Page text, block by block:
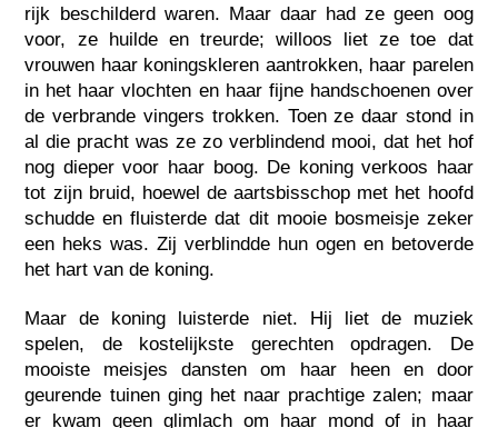
rijk beschilderd waren. Maar daar had ze geen oog
voor, ze huilde en treurde; willoos liet ze toe dat
vrouwen haar koningskleren aantrokken, haar parelen
in het haar vlochten en haar fijne handschoenen over
de verbrande vingers trokken. Toen ze daar stond in
al die pracht was ze zo verblindend mooi, dat het hof
nog dieper voor haar boog. De koning verkoos haar
tot zijn bruid, hoewel de aartsbisschop met het hoofd
schudde en fluisterde dat dit mooie bosmeisje zeker
een heks was. Zij verblindde hun ogen en betoverde
het hart van de koning.
Maar de koning luisterde niet. Hij liet de muziek
spelen, de kostelijkste gerechten opdragen. De
mooiste meisjes dansten om haar heen en door
geurende tuinen ging het naar prachtige zalen; maar
er kwam geen glimlach om haar mond of in haar